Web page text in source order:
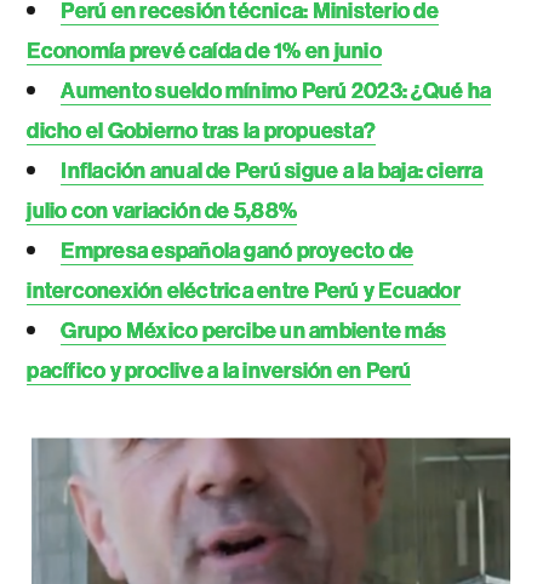
Perú en recesión técnica: Ministerio de
Economía prevé caída de 1% en junio
Aumento sueldo mínimo Perú 2023: ¿Qué ha
dicho el Gobierno tras la propuesta?
Inflación anual de Perú sigue a la baja: cierra
julio con variación de 5,88%
Empresa española ganó proyecto de
interconexión eléctrica entre Perú y Ecuador
Grupo México percibe un ambiente más
pacífico y proclive a la inversión en Perú